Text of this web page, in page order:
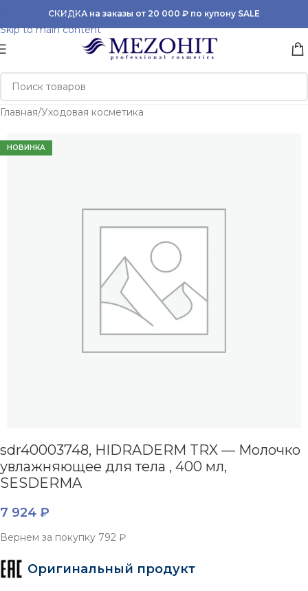
Skip to navigation
Skip to main content
СКИДКА на заказы от 20 000 ₽ по купону SALE
Главная/Уходовая косметика
НОВИНКА
sdr40003748, HIDRADERM TRX — Молочко
увлажняющее для тела , 400 мл,
SESDERMA
7 924 ₽
Вернем за покупку 792 ₽
Оригинальный продукт